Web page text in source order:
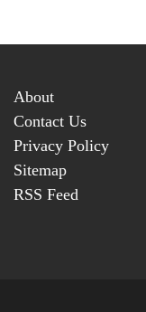
About
Contact Us
Privacy Policy
Sitemap
RSS Feed